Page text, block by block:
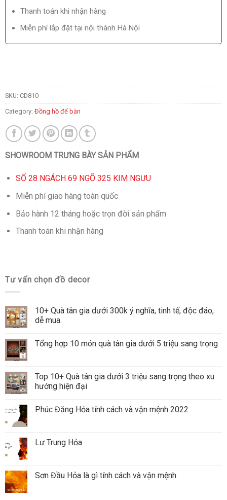
Thanh toán khi nhận hàng
Miễn phí lắp đặt tại nội thành Hà Nội
SKU: CD810
Category: Đồng hồ để bàn
SHOWROOM TRƯNG BÀY SẢN PHẨM
SỐ 28 NGÁCH 69 NGÕ 325 KIM NGƯU
Miễn phí giao hàng toàn quốc
Bảo hành 12 tháng hoặc trọn đời sản phẩm
Thanh toán khi nhận hàng
Tư vấn chọn đồ decor
10+ Quà tân gia dưới 300k ý nghĩa, tinh tế, độc đáo,
dễ mua.
Tổng hợp 10 món quà tân gia dưới 5 triệu sang trọng
Top 10+ Quà tân gia dưới 3 triệu sang trọng theo xu
hướng hiện đại
Phúc Đăng Hỏa tính cách và vận mệnh 2022
Lư Trung Hỏa
Sơn Đầu Hỏa là gì tính cách và vận mệnh